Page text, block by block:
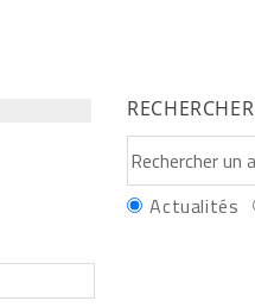
RECHERCHER
Actualités